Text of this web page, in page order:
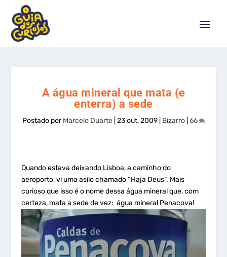
A água mineral que mata (e
enterra) a sede
Postado porMarcelo Duarte| 23 out, 2009| Bizarro| 66
Quando estava deixando Lisboa, a caminho do
aeroporto, vi uma asilo chamado “Haja Deus”. Mais
curioso que isso é o nome dessa água mineral que, com
certeza, mata a sede de vez: água mineral Penacova!